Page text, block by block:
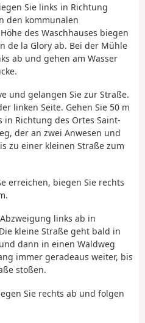
Sie links in Richtung
den kommunalen
des Waschhauses biegen
de la Glory ab. Bei der Mühle
ab und gehen am Wasser
und gelangen Sie zur Straße.
linken Seite. Gehen Sie 50 m
Richtung des Ortes Saint-
der an zwei Anwesen und
zu einer kleinen Straße zum
erreichen, biegen Sie rechts
links ab in
kleine Straße geht bald in
dann in einen Waldweg
immer geradeaus weiter, bis
stoßen.
Sie rechts ab und folgen